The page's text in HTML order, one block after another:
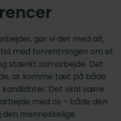
gør vi det med alt,
med forventningen om et
stærkt samarbejde. Det
at komme tæt på både
kandidater. Det skal være
med os – både den
menneskelige.